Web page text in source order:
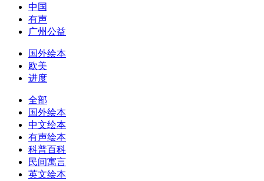
中国
有声
广州公益
国外绘本
欧美
进度
全部
国外绘本
中文绘本
有声绘本
科普百科
民间寓言
英文绘本